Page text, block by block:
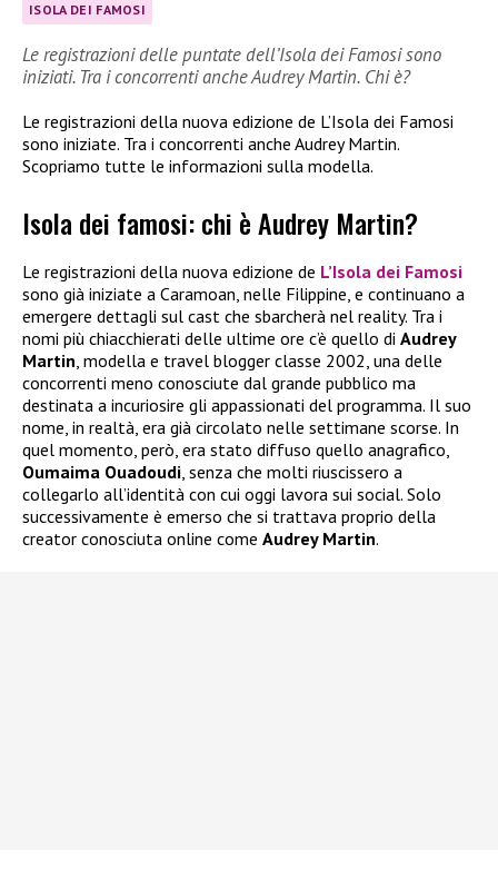
ISOLA DEI FAMOSI
Le registrazioni delle puntate dell’Isola dei Famosi sono
iniziati. Tra i concorrenti anche Audrey Martin. Chi è?
Le registrazioni della nuova edizione de L’Isola dei Famosi
sono iniziate. Tra i concorrenti anche Audrey Martin.
Scopriamo tutte le informazioni sulla modella.
Isola dei famosi: chi è Audrey Martin?
Le registrazioni della nuova edizione de L’Isola dei Famosi
sono già iniziate a Caramoan, nelle Filippine, e continuano a
emergere dettagli sul cast che sbarcherà nel reality. Tra i
nomi più chiacchierati delle ultime ore c’è quello di Audrey
Martin , modella e travel blogger classe 2002, una delle
concorrenti meno conosciute dal grande pubblico ma
destinata a incuriosire gli appassionati del programma. Il suo
nome, in realtà, era già circolato nelle settimane scorse. In
quel momento, però, era stato diffuso quello anagrafico,
Oumaima Ouadoudi , senza che molti riuscissero a
collegarlo all’identità con cui oggi lavora sui social. Solo
successivamente è emerso che si trattava proprio della
creator conosciuta online come Audrey Martin.